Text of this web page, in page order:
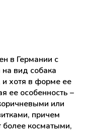
в Германии с
на вид собака
и хотя в форме ее
ее особенность –
или
причем
более косматыми,